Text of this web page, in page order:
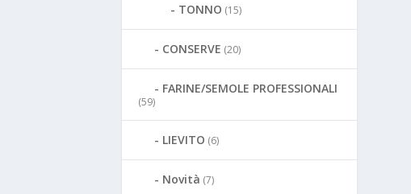
TONNO (15)
CONSERVE (20)
FARINE/SEMOLE PROFESSIONALI
(59)
LIEVITO (6)
Novità (7)